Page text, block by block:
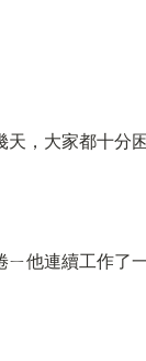
，大家都十分困
他連續工作了